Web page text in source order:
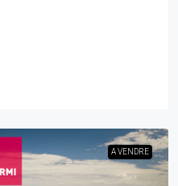
A VENDRE